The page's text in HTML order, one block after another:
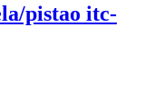
pistao itc-